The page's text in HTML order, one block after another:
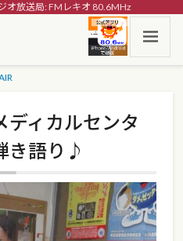
オ放送局: FMレキオ 80.6MHz
ディカルセンタ
き語り♪